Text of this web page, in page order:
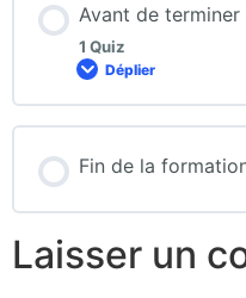
Avant de
1 Quiz
Déplier
Fin de la
Laisser un